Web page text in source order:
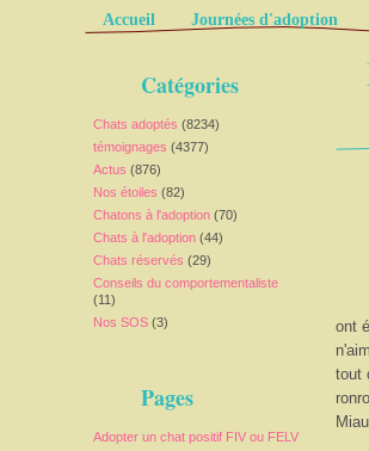
Pages
Accueil Journées d'adoption
Catégories
Chats adoptés (8234)
témoignages (4377)
Actus (876)
Nos étoiles (82)
Chatons à l'adoption (70)
Chats à l'adoption (44)
Chats réservés (29)
Conseils du comportementaliste
(11)
Nos SOS (3)
Pages
Adopter un chat positif FIV ou FELV
ont
tout